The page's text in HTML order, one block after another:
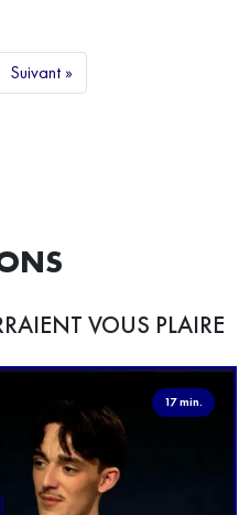
Suivant »
VOUS PLAIRE
17 min.